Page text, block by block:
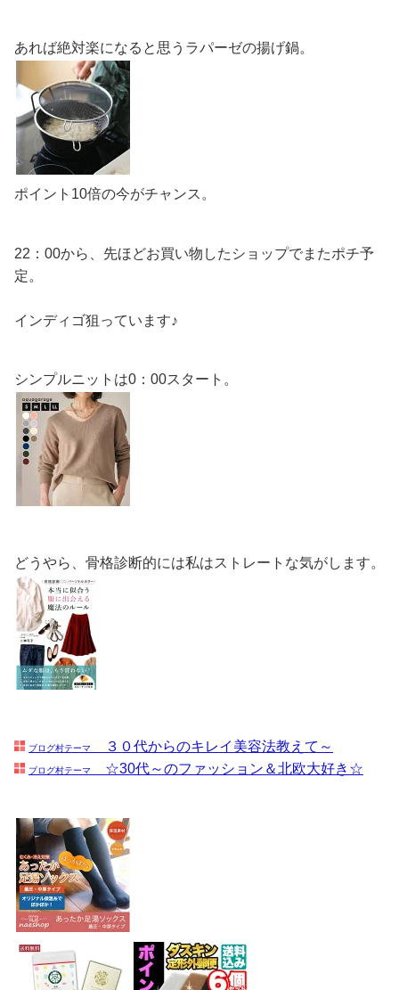
あれば絶対楽になると思うラパーゼの揚げ鍋。
ポイント10倍の今がチャンス。
22：00から、先ほどお買い物したショップでまたポチ予
定。
インディゴ狙っています♪
シンプルニットは0：00スタート。
どうやら、骨格診断的には私はストレートな気がします。
ブログ村テーマ ３０代からのキレイ美容法教えて～
ブログ村テーマ ☆30代～のファッション＆北欧大好き☆